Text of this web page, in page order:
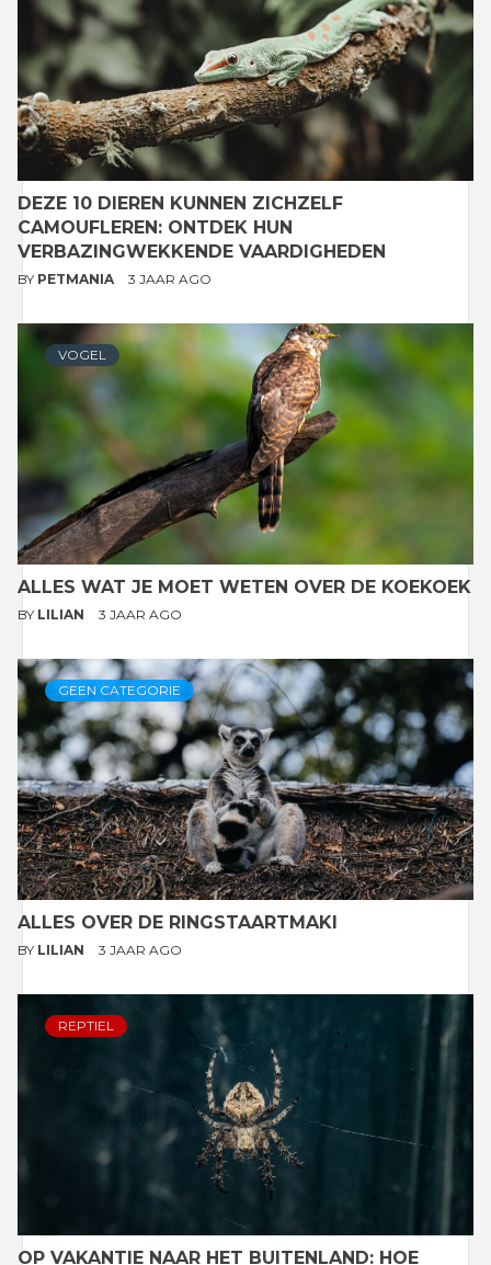
DEZE 10 DIEREN KUNNEN ZICHZELF
CAMOUFLEREN: ONTDEK HUN
VERBAZINGWEKKENDE VAARDIGHEDEN
BY PETMANIA 3 JAAR AGO
VOGEL
ALLES WAT JE MOET WETEN OVER DE KOEKOEK
BY LILIAN 3 JAAR AGO
GEEN CATEGORIE
ALLES OVER DE RINGSTAARTMAKI
BY LILIAN 3 JAAR AGO
REPTIEL
OP VAKANTIE NAAR HET BUITENLAND: HOE